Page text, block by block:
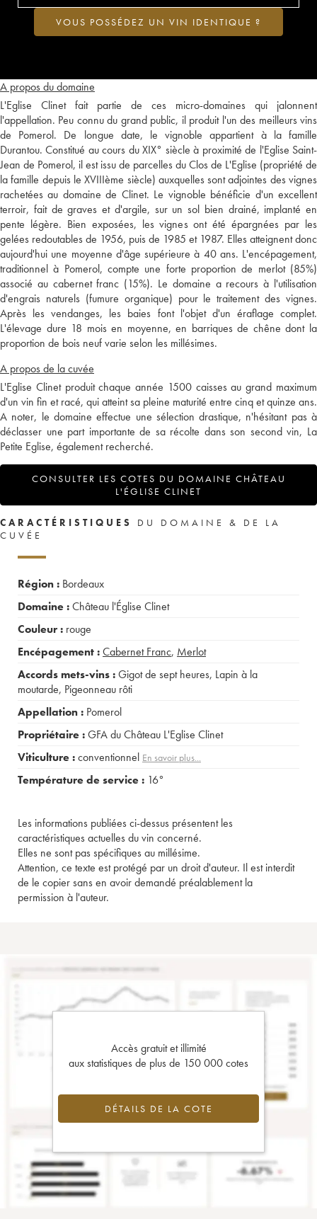
A propos du domaine
L'Eglise Clinet fait partie de ces micro-domaines qui jalonnent
l'appellation. Peu connu du grand public, il produit l'un des meilleurs vins
de Pomerol. De longue date, le vignoble appartient à la famille
Durantou. Constitué au cours du XIX° siècle à proximité de l'Eglise Saint-
Jean de Pomerol, il est issu de parcelles du Clos de L'Eglise (propriété de
la famille depuis le XVIIIème siècle) auxquelles sont adjointes des vignes
rachetées au domaine de Clinet. Le vignoble bénéficie d'un excellent
terroir, fait de graves et d'argile, sur un sol bien drainé, implanté en
pente légère. Bien exposées, les vignes ont été épargnées par les
gelées redoutables de 1956, puis de 1985 et 1987. Elles atteignent donc
aujourd'hui une moyenne d'âge supérieure à 40 ans. L'encépagement,
traditionnel à Pomerol, compte une forte proportion de merlot (85%)
associé au cabernet franc (15%). Le domaine a recours à l'utilisation
d'engrais naturels (fumure organique) pour le traitement des vignes.
Après les vendanges, les baies font l'objet d'un éraflage complet.
L'élevage dure 18 mois en moyenne, en barriques de chêne dont la
proportion de bois neuf varie selon les millésimes.
A propos de la cuvée
L'Eglise Clinet produit chaque année 1500 caisses au grand maximum
d'un vin fin et racé, qui atteint sa pleine maturité entre cinq et quinze ans.
A noter, le domaine effectue une sélection drastique, n'hésitant pas à
déclasser une part importante de sa récolte dans son second vin, La
Petite Eglise, également recherché.
CONSULTER LES COTES DU DOMAINE CHÂTEAU
L'ÉGLISE CLINET
VOUS POSSÉDEZ UN VIN IDENTIQUE ?
CARACTÉRISTIQUES
DU DOMAINE & DE LA
CUVÉE
Région : Bordeaux
Domaine :Château l'Église Clinet
Couleur : rouge
Encépagement :Cabernet Franc, Merlot
Accords mets-vins :Gigot de sept heures, Lapin à la
moutarde, Pigeonneau rôti
Appellation : Pomerol
Propriétaire :GFA du Château L'Eglise Clinet
Viticulture :conventionnel En savoir plus...
Température de service : 16°
Les informations publiées ci-dessus présentent les
caractéristiques actuelles du vin concerné.
Elles ne sont pas spécifiques au millésime.
Attention, ce texte est protégé par un droit d'auteur. Il est interdit
de le copier sans en avoir demandé préalablement la
permission à l'auteur.
Accès gratuit et illimité
aux statistiques de plus de 150 000 cotes
DÉTAILS DE LA COTE